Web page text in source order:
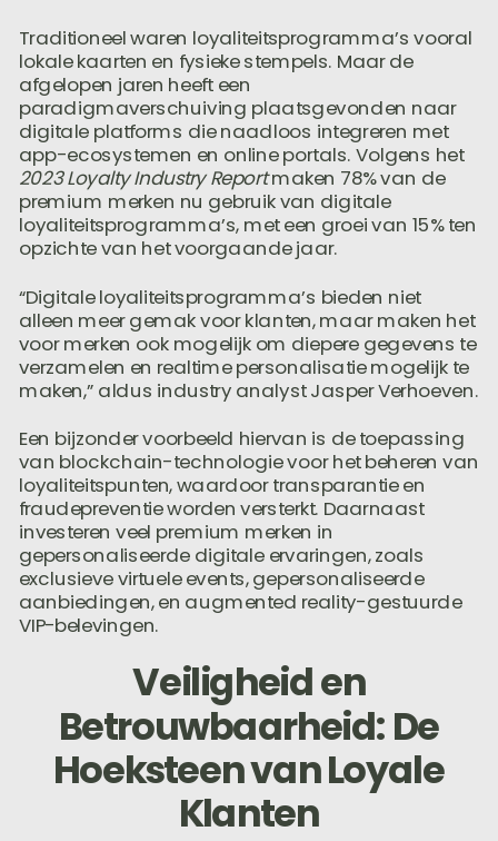
Traditioneel waren loyaliteitsprogramma’s vooral
lokale kaarten en fysieke stempels. Maar de
afgelopen jaren heeft een
paradigmaverschuiving plaatsgevonden naar
digitale platforms die naadloos integreren met
app-ecosystemen en online portals. Volgens het
2023 Loyalty Industry Reportmaken 78% van de
premium merken nu gebruik van digitale
loyaliteitsprogramma’s, met een groei van 15% ten
opzichte van het voorgaande jaar.
“Digitale loyaliteitsprogramma’s bieden niet
alleen meer gemak voor klanten, maar maken het
voor merken ook mogelijk om diepere gegevens te
verzamelen en realtime personalisatie mogelijk te
maken,” aldus industry analyst Jasper Verhoeven.
Een bijzonder voorbeeld hiervan is de toepassing
van blockchain-technologie voor het beheren van
loyaliteitspunten, waardoor transparantie en
fraudepreventie worden versterkt. Daarnaast
investeren veel premium merken in
gepersonaliseerde digitale ervaringen, zoals
exclusieve virtuele events, gepersonaliseerde
aanbiedingen, en augmented reality-gestuurde
VIP-belevingen.
Veiligheid en
Betrouwbaarheid: De
Hoeksteen van Loyale
Klanten